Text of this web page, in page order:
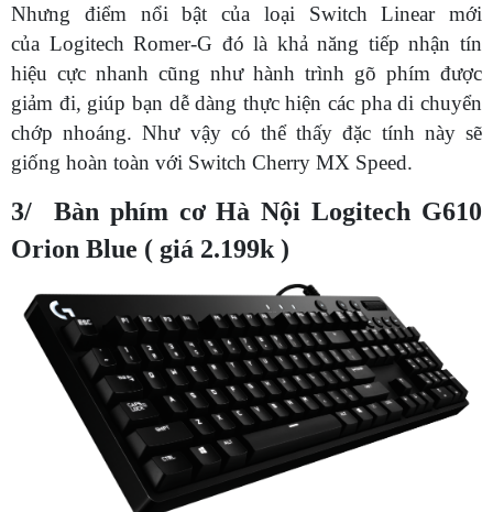
Nhưng điểm nổi bật của loại Switch Linear mới
của Logitech Romer-G đó là khả năng tiếp nhận tín
hiệu cực nhanh cũng như hành trình gõ phím được
giảm đi, giúp bạn dễ dàng thực hiện các pha di chuyển
chớp nhoáng. Như vậy có thể thấy đặc tính này sẽ
giống hoàn toàn với Switch Cherry MX Speed.
3/ Bàn phím cơ Hà Nội Logitech G610
Orion Blue ( giá 2.199k )